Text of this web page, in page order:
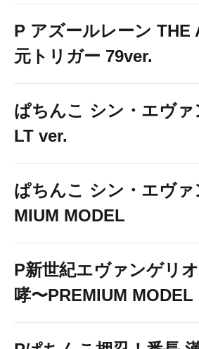
P アズールレーン THE
元トリガー 79ver.
ぱちんこ シン・エヴ
LT ver.
ぱちんこ シン・エヴ
MIUM MODEL
P新世紀エヴァンゲリ
哮〜PREMIUM MODEL